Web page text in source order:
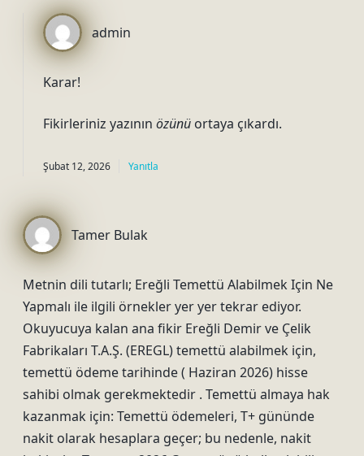
admin
Karar!
Fikirleriniz yazının özünü ortaya çıkardı.
Şubat 12, 2026 Yanıtla
Tamer Bulak
Metnin dili tutarlı; Ereğli Temettü Alabilmek Için Ne
Yapmalı ile ilgili örnekler yer yer tekrar ediyor.
Okuyucuya kalan ana fikir Ereğli Demir ve Çelik
Fabrikaları T.A.Ş. (EREGL) temettü alabilmek için,
temettü ödeme tarihinde ( Haziran 2026) hisse
sahibi olmak gerekmektedir . Temettü almaya hak
kazanmak için: Temettü ödemeleri, T+ gününde
nakit olarak hesaplara geçer; bu nedenle, nakit